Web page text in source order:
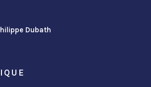
Dubath